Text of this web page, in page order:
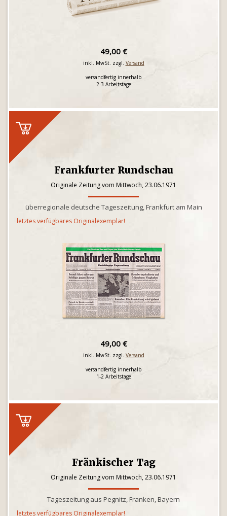
49,00 €
inkl. MwSt. zzgl. Versand
versandfertig innerhalb
2-3 Arbeitstage
Frankfurter Rundschau
Originale Zeitung vom Mittwoch, 23.06.1971
überregionale deutsche Tageszeitung, Frankfurt am Main
letztes verfügbares Originalexemplar!
49,00 €
inkl. MwSt. zzgl. Versand
versandfertig innerhalb
1-2 Arbeitstage
Fränkischer Tag
Originale Zeitung vom Mittwoch, 23.06.1971
Tageszeitung aus Pegnitz, Franken, Bayern
letztes verfügbares Originalexemplar!